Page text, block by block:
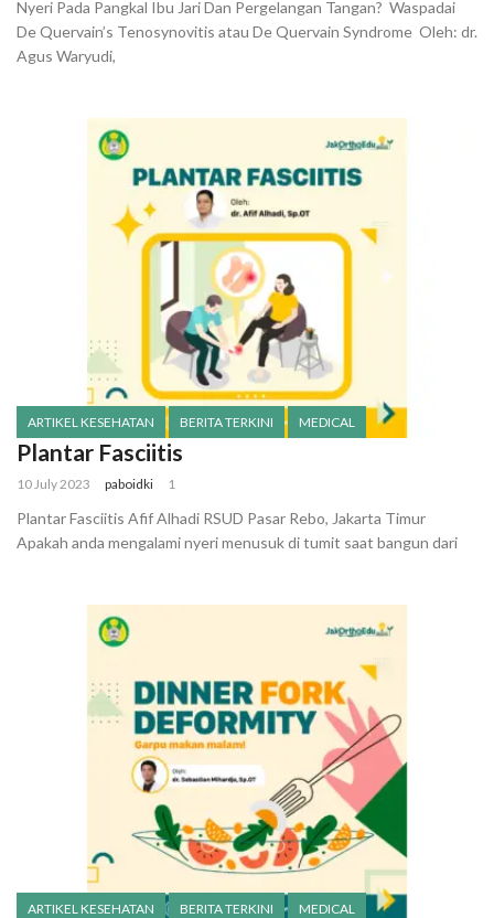
Nyeri Pada Pangkal Ibu Jari Dan Pergelangan Tangan? Waspadai
De Quervain’s Tenosynovitis atau De Quervain Syndrome Oleh: dr.
Agus Waryudi,
ARTIKEL KESEHATAN BERITA TERKINI MEDICAL
Plantar Fasciitis
10 July 2023 paboidki 1
Plantar Fasciitis Afif Alhadi RSUD Pasar Rebo, Jakarta Timur
Apakah anda mengalami nyeri menusuk di tumit saat bangun dari
ARTIKEL KESEHATAN BERITA TERKINI MEDICAL